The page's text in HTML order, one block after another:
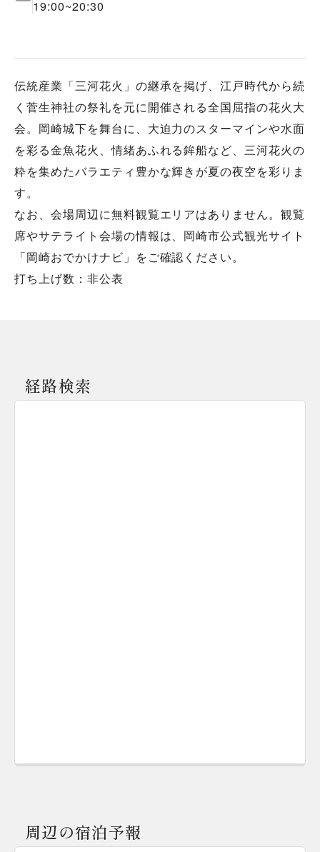
19:00~20:30
伝統産業「三河花火」の継承を掲げ、江戸時代から続
く菅生神社の祭礼を元に開催される全国屈指の花火大
会。岡崎城下を舞台に、大迫力のスターマインや水面
を彩る金魚花火、情緒あふれる鉾船など、三河花火の
粋を集めたバラエティ豊かな輝きが夏の夜空を彩りま
す。
なお、会場周辺に無料観覧エリアはありません。観覧
席やサテライト会場の情報は、岡崎市公式観光サイト
「岡崎おでかけナビ」をご確認ください。
打ち上げ数：非公表
経路検索
周辺の宿泊予報